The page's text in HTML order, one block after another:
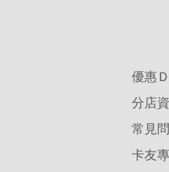
優惠
分店
常見
卡友